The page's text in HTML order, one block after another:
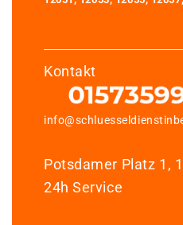
Kontakt
Potsdamer Platz 1,
24h Service